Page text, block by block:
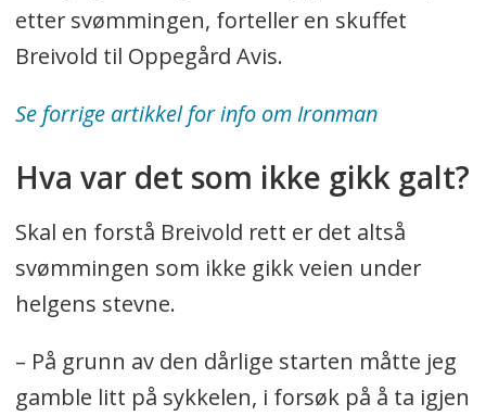
etter svømmingen, forteller en skuffet
Breivold til Oppegård Avis.
Se forrige artikkel for info om Ironman
Hva var det som ikke gikk galt?
Skal en forstå Breivold rett er det altså
svømmingen som ikke gikk veien under
helgens stevne.
– På grunn av den dårlige starten måtte jeg
gamble litt på sykkelen, i forsøk på å ta igjen